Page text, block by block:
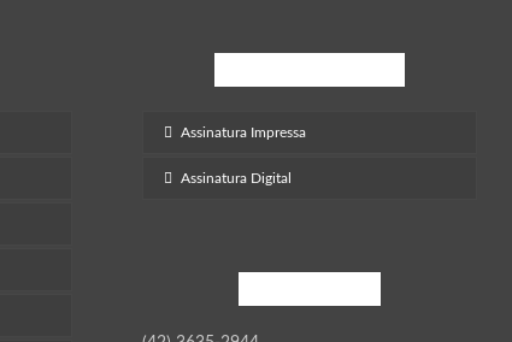
Assinatura Impressa
Assinatura Digital